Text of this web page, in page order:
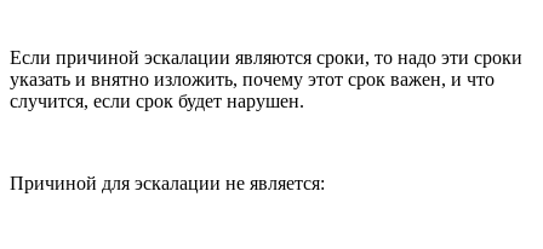
Если причиной эскалации являются сроки, то надо эти сроки
указать и внятно изложить, почему этот срок важен, и что
случится, если срок будет нарушен.
Причиной для эскалации не является: